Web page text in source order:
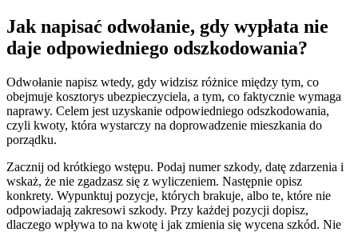
Jak napisać odwołanie, gdy wypłata nie
daje odpowiedniego odszkodowania?
Odwołanie napisz wtedy, gdy widzisz różnice między tym, co
obejmuje kosztorys ubezpieczyciela, a tym, co faktycznie wymaga
naprawy. Celem jest uzyskanie odpowiedniego odszkodowania,
czyli kwoty, która wystarczy na doprowadzenie mieszkania do
porządku.
Zacznij od krótkiego wstępu. Podaj numer szkody, datę zdarzenia i
wskaż, że nie zgadzasz się z wyliczeniem. Następnie opisz
konkrety. Wypunktuj pozycje, których brakuje, albo te, które nie
odpowiadają zakresowi szkody. Przy każdej pozycji dopisz,
dlaczego wpływa to na kwotę i jak zmienia się wycena szkód. Nie